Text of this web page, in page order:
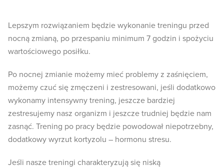
Lepszym rozwiązaniem będzie wykonanie treningu przed
nocną zmianą, po przespaniu minimum 7 godzin i spożyciu
wartościowego posiłku.
Po nocnej zmianie możemy mieć problemy z zaśnięciem,
możemy czuć się zmęczeni i zestresowani, jeśli dodatkowo
wykonamy intensywny trening, jeszcze bardziej
zestresujemy nasz organizm i jeszcze trudniej będzie nam
zasnąć. Trening po pracy będzie powodował niepotrzebny,
dodatkowy wyrzut kortyzolu – hormonu stresu.
Jeśli nasze treningi charakteryzują się niską